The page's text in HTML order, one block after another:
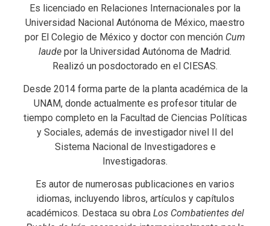
Es licenciado en Relaciones Internacionales por la
Universidad Nacional Autónoma de México, maestro
por El Colegio de México y doctor con mención Cum
laude por la Universidad Autónoma de Madrid.
Realizó un posdoctorado en el CIESAS.
Desde 2014 forma parte de la planta académica de la
UNAM, donde actualmente es profesor titular de
tiempo completo en la Facultad de Ciencias Políticas
y Sociales, además de investigador nivel II del
Sistema Nacional de Investigadores e
Investigadoras.
Es autor de numerosas publicaciones en varios
idiomas, incluyendo libros, artículos y capítulos
académicos. Destaca su obra Los Combatientes del